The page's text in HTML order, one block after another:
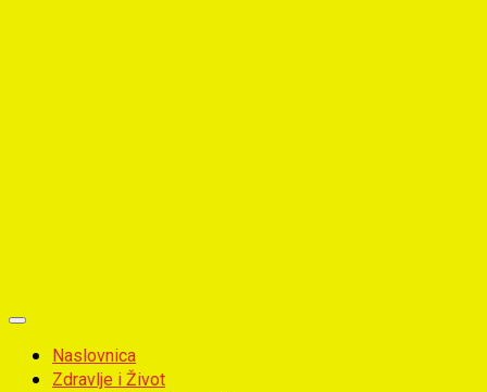
Primary
MenuNaslovnica
Zdravlje i Život